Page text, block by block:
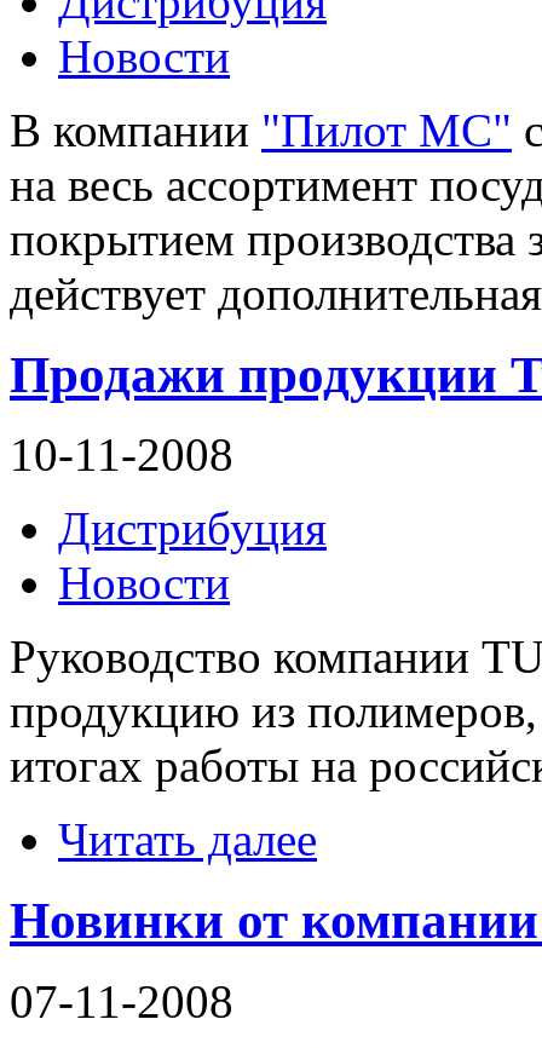
Новости
В компании "Пилот МС"
на весь ассортимент
покрытием производства
действует
Продажи продукции
10-11-2008
Дистрибуция
Новости
Руководство компании
продукцию из
итогах работы на
Читать далее
Новинки от
07-11-2008